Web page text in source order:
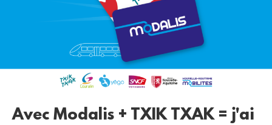
Avec Modalis + TXIK TXAK = j'ai